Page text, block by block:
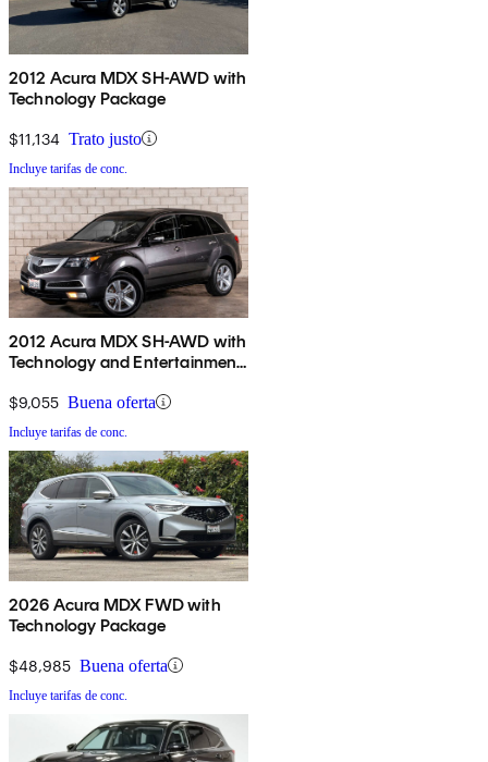
2012 Acura MDX SH-AWD with
Technology Package
$11,134 Trato justo
Incluye tarifas de conc.
2012 Acura MDX SH-AWD with
Technology and Entertainment
$9,055 Buena oferta
Incluye tarifas de conc.
2026 Acura MDX FWD with
Technology Package
$48,985 Buena oferta
Incluye tarifas de conc.